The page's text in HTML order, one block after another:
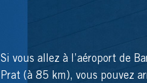
Si vous allez à l’aéroport de
Prat (à 85 km), vous pouvez